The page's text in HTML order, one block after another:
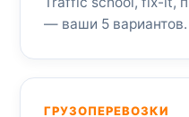
— ваши 5 вариантов.
ГРУЗОПЕРЕВОЗКИ